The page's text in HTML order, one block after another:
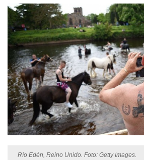
Río Edén, Reino Unido. Foto: Getty Images.